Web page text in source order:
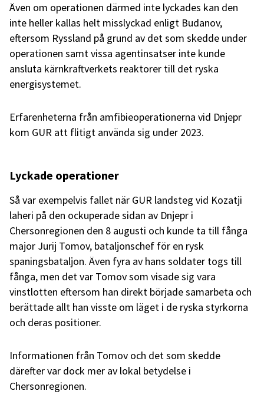
Även om operationen därmed inte lyckades kan den
inte heller kallas helt misslyckad enligt Budanov,
eftersom Ryssland på grund av det som skedde under
operationen samt vissa agentinsatser inte kunde
ansluta kärnkraftverkets reaktorer till det ryska
energisystemet.
Erfarenheterna från amfibieoperationerna vid Dnjepr
kom GUR att flitigt använda sig under 2023.
Lyckade operationer
Så var exempelvis fallet när GUR landsteg vid Kozatji
laheri på den ockuperade sidan av Dnjepr i
Chersonregionen den 8 augusti och kunde ta till fånga
major Jurij Tomov, bataljonschef för en rysk
spaningsbataljon. Även fyra av hans soldater togs till
fånga, men det var Tomov som visade sig vara
vinstlotten eftersom han direkt började samarbeta och
berättade allt han visste om läget i de ryska styrkorna
och deras positioner.
Informationen från Tomov och det som skedde
därefter var dock mer av lokal betydelse i
Chersonregionen.